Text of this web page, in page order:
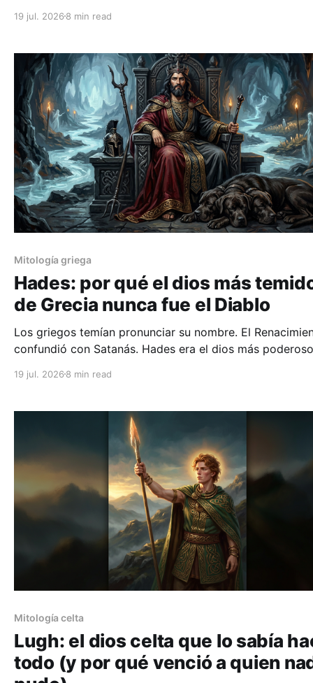
19 jul. 2026 8 min read
Mitología griega
Hades: por qué el dios más
de Grecia nunca fue el Diablo
Los griegos temían pronunciar su nombre. El
confundió con Satanás. Hades era el dios más
actuó por capricho.
19 jul. 2026 8 min read
Mitología celta
Lugh: el dios celta que lo sabía
todo (y por qué venció a quien